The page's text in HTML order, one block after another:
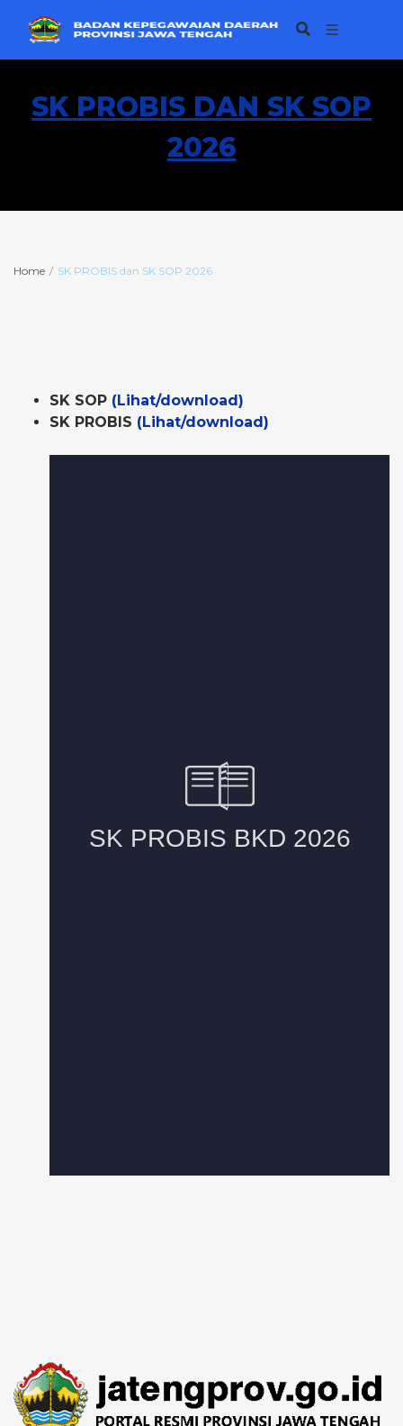
SK PROBIS DAN SK SOP
2026
Home SK PROBIS dan SK SOP 2026
SK SOP (Lihat/download)
SK PROBIS (Lihat/download)